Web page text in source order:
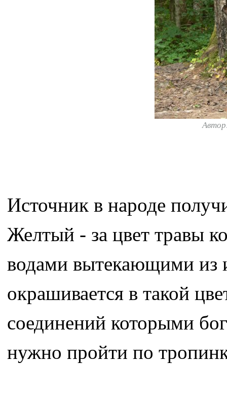
Источник в народе
Желтый - за цвет травы
водами вытекающими из
окрашивается в такой
соединений которыми
нужно пройти по